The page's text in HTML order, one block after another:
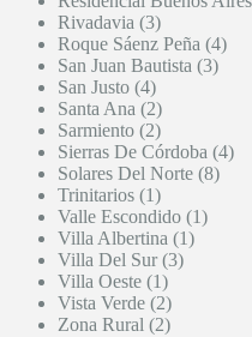
Rivadavia (3)
Roque Sáenz Peña (4)
San Juan Bautista (3)
San Justo (4)
Santa Ana (2)
Sarmiento (2)
Sierras De Córdoba (4)
Solares Del Norte (8)
Trinitarios (1)
Valle Escondido (1)
Villa Albertina (1)
Villa Del Sur (3)
Villa Oeste (1)
Vista Verde (2)
Zona Rural (2)